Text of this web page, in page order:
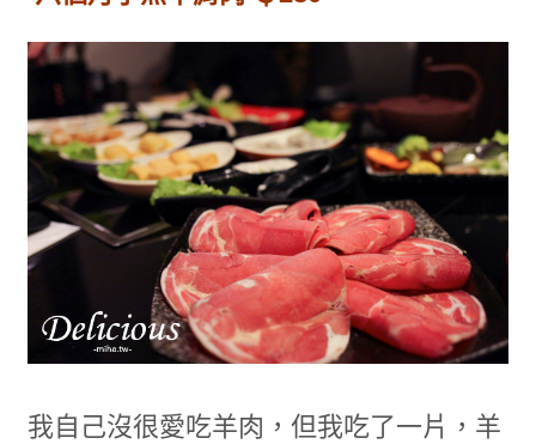
我自己沒很愛吃羊肉，但我吃了一片，羊